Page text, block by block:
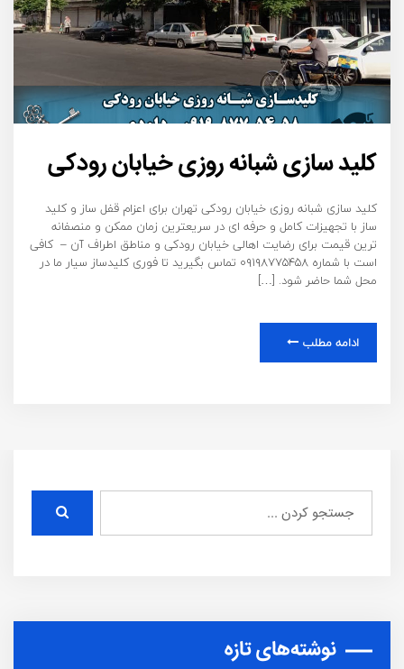
کلید سازی شبانه روزی خیابان رودکی
کلید سازی شبانه روزی خیابان رودکی تهران برای اعزام قفل ساز و کلید
ساز با تجهیزات کامل و حرفه ای در سریعترین زمان ممکن و منصفانه
ترین قیمت برای رضایت اهالی خیابان رودکی و مناطق اطراف آن – کافی
است با شماره ۰۹۱۹۸۷۷۵۴۵۸ تماس بگیرید تا فوری کلیدساز سیار ما در
محل شما حاضر شود. […]
ادامه مطلب
نوشته‌های تازه